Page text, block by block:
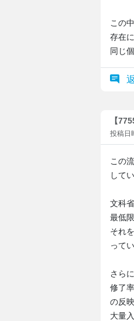
この
存在
同じ
【
投稿日
この
して
文科
最低
それ
って
さら
修了
の反
大量